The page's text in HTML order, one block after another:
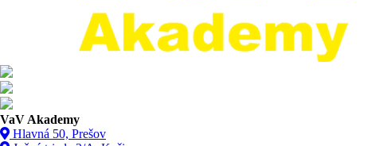
VaV Akademy
Hlavná 50, Prešov